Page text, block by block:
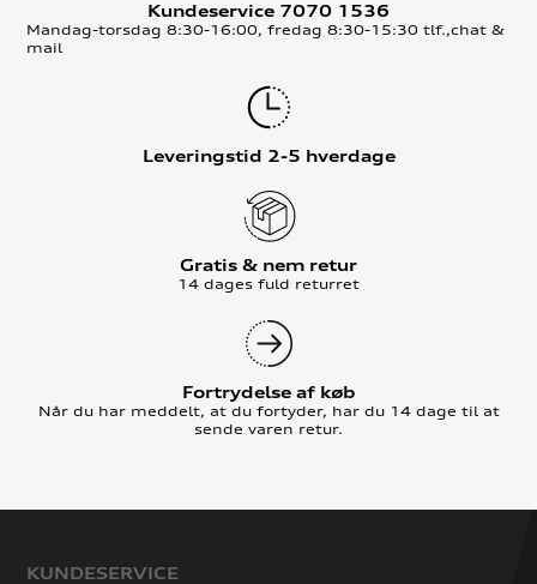
Kundeservice 7070 1536
Mandag-torsdag 8:30-16:00, fredag 8:30-15:30 tlf.,chat &
mail
Leveringstid 2-5 hverdage
Gratis & nem retur
14 dages fuld returret
Fortrydelse af køb
Når du har meddelt, at du fortyder, har du 14 dage til at
sende varen retur.
KUNDESERVICE